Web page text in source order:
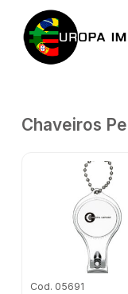
Chaveiros
Cod. 05691